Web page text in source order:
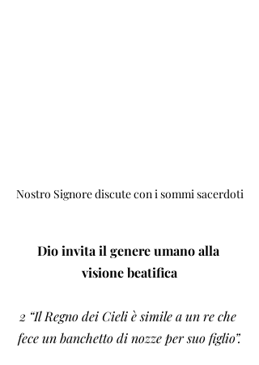
Nostro Signore discute con i sommi sacerdoti
Dio invita il genere umano alla
visione beatifica
2 “Il Regno dei Cieli è simile a un re che
fece un banchetto di nozze per suo figlio”.